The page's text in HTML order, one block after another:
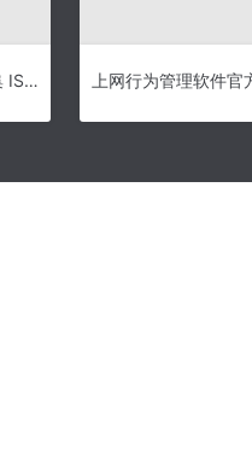
MicroSoft SQL Server 2005开发版合集 ISO bt